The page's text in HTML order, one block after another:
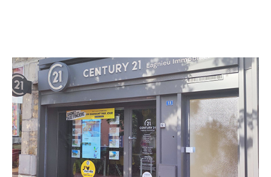
CENTURY 21 Lagnieu Immobilier
11 place des Fontaines d'Or
LAGNIEU - 01150
Envoyer un message